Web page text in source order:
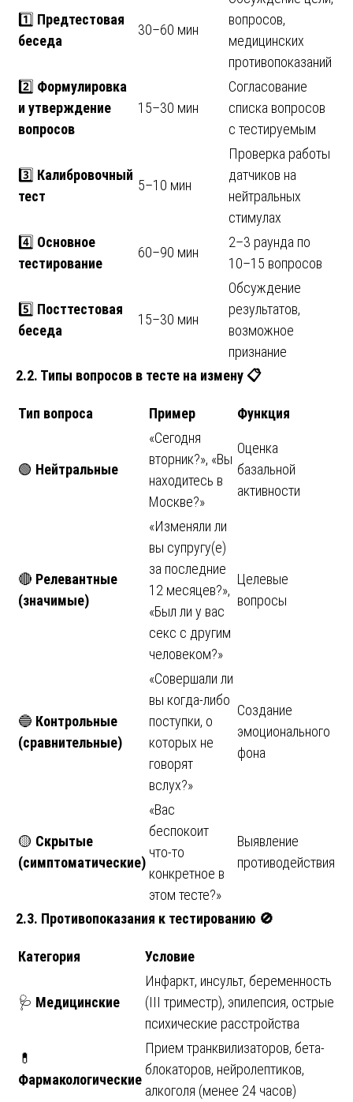
1️⃣ Предтестовая
беседа
30–60 мин
вопросов,
медицинских
противопоказаний
2️⃣ Формулировка
и утверждение
вопросов
15–30 мин
Согласование
списка вопросов
с тестируемым
3️⃣ Калибровочный
тест
5–10 мин
Проверка работы
датчиков на
нейтральных
стимулах
4️⃣ Основное
тестирование
60–90 мин
2–3 раунда по
10–15 вопросов
5️⃣ Посттестовая
беседа
15–30 мин
Обсуждение
результатов,
возможное
признание
2.2. Типы вопросов в тесте на измену📋
Тип вопроса Пример Функция
🟢 Нейтральные
«Сегодня
вторник?», «Вы
находитесь в
Москве?»
Оценка
базальной
активности
🔴 Релевантные
(значимые)
«Изменяли ли
вы супругу(е)
за последние
12 месяцев?»,
«Был ли у вас
секс с другим
человеком?»
Целевые
вопросы
🔵 Контрольные
(сравнительные)
«Совершали ли
вы когда-либо
поступки, о
которых не
говорят
вслух?»
Создание
эмоционального
фона
🟡 Скрытые
(симптоматические)
«Вас
беспокоит
что-то
конкретное в
этом тесте?»
Выявление
противодействия
2.3. Противопоказания к тестированию 🚫
Категория Условие
🩺 Медицинские
Инфаркт, инсульт, беременность
(III триместр), эпилепсия, острые
психические расстройства
💊
Фармакологические
Прием транквилизаторов, бета-
блокаторов, нейролептиков,
алкоголя (менее 24 часов)